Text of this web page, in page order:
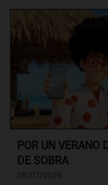
POR UN VERANO
DE SOBRA